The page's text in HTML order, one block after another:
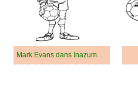
Mark Evans dans Inazuma Eleven